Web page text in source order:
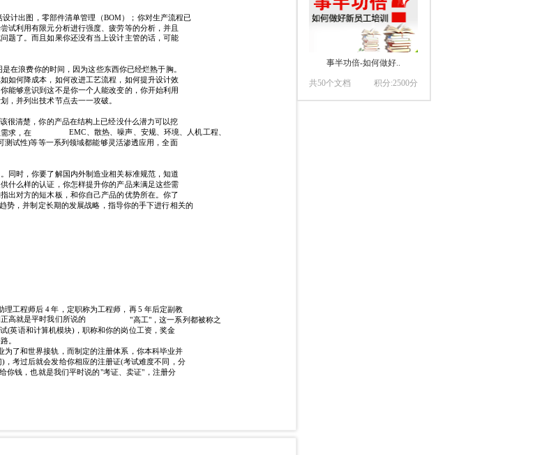
刀具基础知识，打好..
共39个文档 积分:2000分
数控编程工艺——加..
共45个文档 积分:2500分
一击即中-如何在面..
共57个文档 积分:1300分
事半功倍-如何做好..
共50个文档 积分:2500分